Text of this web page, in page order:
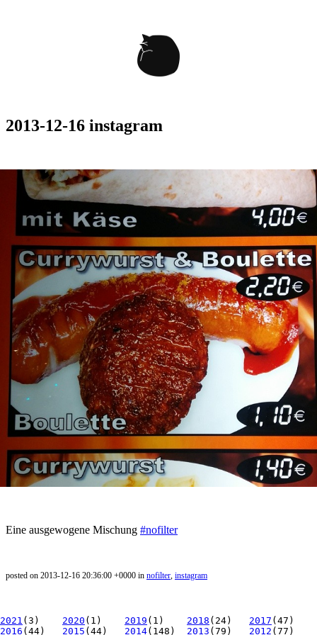
2013-12-16 instagram
Eine ausgewogene Mischung #nofilter
posted on 2013-12-16 20:36:00 +0000 in nofilter, instagram
2021 (3) 2020 (1) 2019 (1) 2018 (24) 2017 (47)
2016 (44) 2015 (44) 2014(148) 2013 (79) 2012 (77)